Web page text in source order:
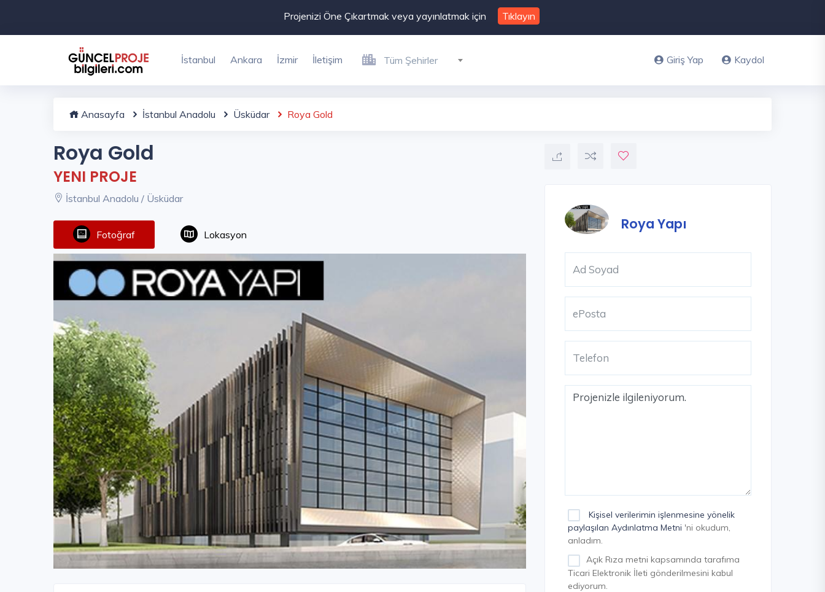
Projenizi Öne Çıkartmak veya yayınlatmak için Tıklayın
İstanbul Ankara İzmir İletişim Tüm Şehirler Giriş Yap Kaydol
Anasayfa İstanbul Anadolu Üsküdar Roya Gold
Roya Gold
YENI PROJE
İstanbul Anadolu / Üsküdar
Fotoğraf Lokasyon
Roya Yapı
Kişisel verilerimin işlenmesine yönelik
paylaşılan Aydınlatma Metni 'ni okudum,
anladım.
Açık Rıza metni kapsamında tarafıma
Ticari Elektronik İleti gönderilmesini kabul
ediyorum.